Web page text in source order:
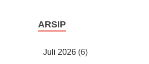
ARSIP
Juli 2026 (6)